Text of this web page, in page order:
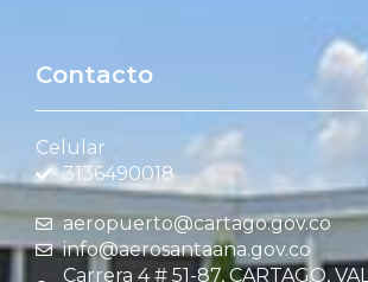
Contacto
Celular
3136490018
aeropuerto@cartago.gov.co
info@aerosantaana.gov.co
Carrera 4 # 51-87, CARTAGO,